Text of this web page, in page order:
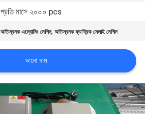
প্রতি মাসে ২০০০ pcs
অতিস্বনক এম্বোসিং মেশিন,অতিস্বনক ফ্যাব্রিক সেলাই মেশিন
ভালো দাম